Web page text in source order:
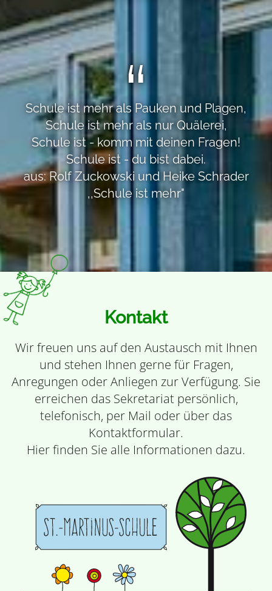
Schule ist mehr als Pauken und Plagen,
Schule ist mehr als nur Quälerei,
Schule ist - komm mit deinen Fragen!
Schule ist - du bist dabei.
aus: Rolf Zuckowski und Heike Schrader
,,Schule ist mehr"
Kontakt
Wir freuen uns auf den Austausch mit Ihnen
und stehen Ihnen gerne für Fragen,
Anregungen oder Anliegen zur Verfügung. Sie
erreichen das Sekretariat persönlich,
telefonisch, per Mail oder über das
Kontaktformular.
Hier finden Sie alle Informationen dazu.